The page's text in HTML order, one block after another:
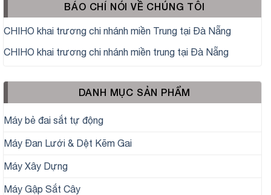
BÁO CHÍ NÓI VỀ CHÚNG TÔI
CHIHO khai trương chi nhánh miền Trung tại Đà Nẵng
CHIHO khai trương chi nhánh miền trung tại Đà Nẵng
DANH MỤC SẢN PHẨM
Máy bẻ đai sắt tự động
Máy Đan Lưới & Dệt Kẽm Gai
Máy Xây Dựng
Máy Gập Sắt Cây